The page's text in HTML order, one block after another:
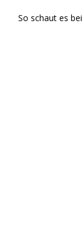
So schaut es